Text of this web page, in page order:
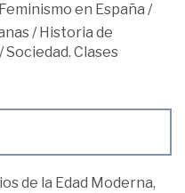
en España /
/ Historia de
/Sociedad. Clases
de la Edad Moderna,